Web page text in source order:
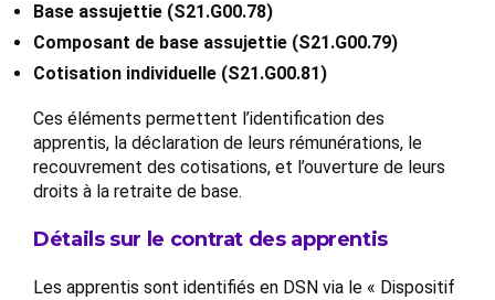
Base assujettie (S21.G00.78)
Composant de base assujettie (S21.G00.79)
Cotisation individuelle (S21.G00.81)
Ces éléments permettent l’identification des
apprentis, la déclaration de leurs rémunérations, le
recouvrement des cotisations, et l’ouverture de leurs
droits à la retraite de base.
Détails sur le contrat des apprentis
Les apprentis sont identifiés en DSN via le « Dispositif